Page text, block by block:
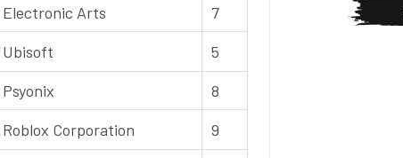
Electronic Arts
7
Ubisoft
5
Psyonix
8
Roblox Corporation
9